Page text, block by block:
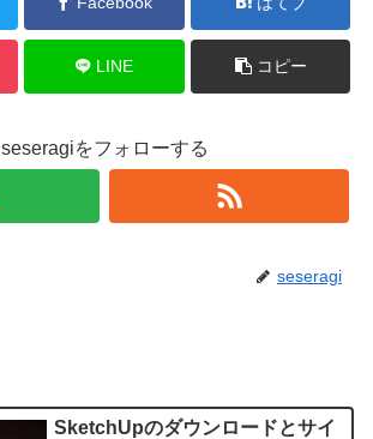
LINE コピー
seseragiをフォローする
seseragi
SketchUpのダウンロードとサイ